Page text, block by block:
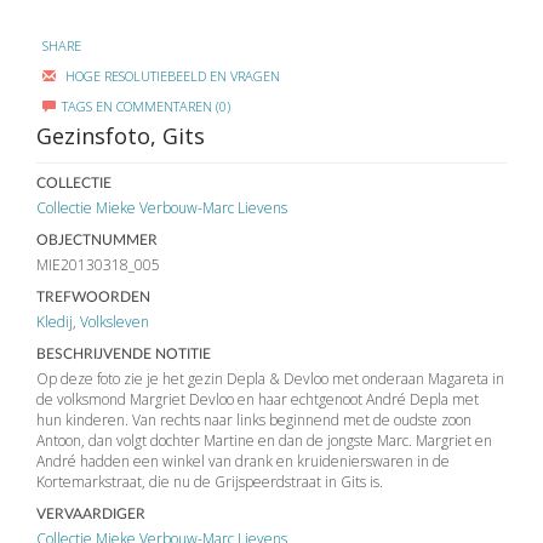
SHARE
HOGE RESOLUTIEBEELD EN VRAGEN
TAGS EN COMMENTAREN (0)
Gezinsfoto, Gits
COLLECTIE
Collectie Mieke Verbouw-Marc Lievens
OBJECTNUMMER
MIE20130318_005
TREFWOORDEN
Kledij, Volksleven
BESCHRIJVENDE NOTITIE
Op deze foto zie je het gezin Depla & Devloo met onderaan Magareta in
de volksmond Margriet Devloo en haar echtgenoot André Depla met
hun kinderen. Van rechts naar links beginnend met de oudste zoon
Antoon, dan volgt dochter Martine en dan de jongste Marc. Margriet en
André hadden een winkel van drank en kruidenierswaren in de
Kortemarkstraat, die nu de Grijspeerdstraat in Gits is.
VERVAARDIGER
Collectie Mieke Verbouw-Marc Lievens